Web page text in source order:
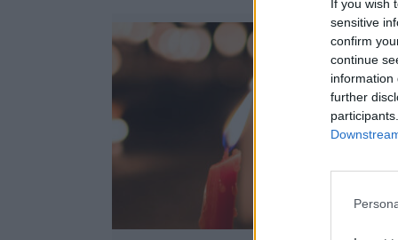
If you wish
sensitive
confirm
continue
information
further